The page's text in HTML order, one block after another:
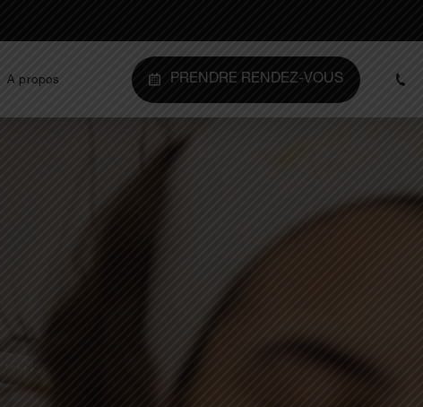
A propos PRENDRE RENDEZ-VOUS